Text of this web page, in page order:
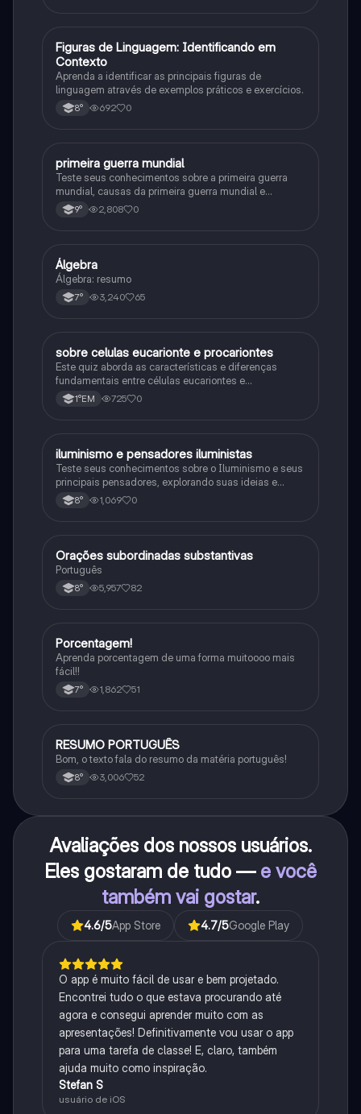
FPortuguês
Figuras de Linguagem: Identificando em
Contexto
Aprenda a identificar as principais figuras de
linguagem através de exemplos práticos e exercícios.
8° 692 0
História
primeira guerra mundial
Teste seus conhecimentos sobre a primeira guerra
mundial, causas da primeira guerra mundial e
consequências da Primeira Guerra Mundial, fases da
primeira guerra mundial
9° 2,808 0
Matematica
Álgebra
Álgebra: resumo
7° 3,240 65
Biologia
sobre celulas eucarionte e procariontes
Este quiz aborda as características e diferenças
fundamentais entre células eucariontes e
procariontes.
1°EM 725 0
História
iluminismo e pensadores iluministas
Teste seus conhecimentos sobre o Iluminismo e seus
principais pensadores, explorando suas ideias e
impacto histórico.
8° 1,069 0
Português
Orações subordinadas substantivas
Português
8° 5,957 82
Matematica
Porcentagem!
Aprenda porcentagem de uma forma muitoooo mais
fácil!!
7° 1,862 51
Português
RESUMO PORTUGUÊS
Bom, o texto fala do resumo da matéria português!
8° 3,006 52
Avaliações dos nossos usuários.
Eles gostaram de tudo — e você
também vai gostar.
4.6/5App Store 4.7/5Google Play
O app é muito fácil de usar e bem projetado.
Encontrei tudo o que estava procurando até
agora e consegui aprender muito com as
apresentações! Definitivamente vou usar o app
para uma tarefa de classe! E, claro, também
ajuda muito como inspiração.
Stefan S
usuário de iOS